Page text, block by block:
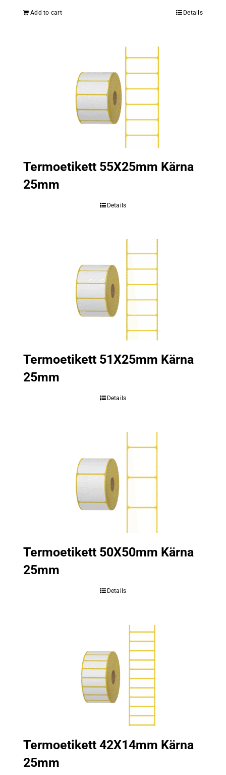
Add to cart Details
Termoetikett 55X25mm Kärna
25mm
Details
Termoetikett 51X25mm Kärna
25mm
Details
Termoetikett 50X50mm Kärna
25mm
Details
Termoetikett 42X14mm Kärna
25mm